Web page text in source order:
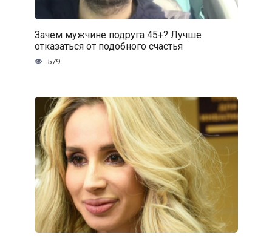
Зачем мужчине подруга 45+? Лучше
отказаться от подобного счастья
579